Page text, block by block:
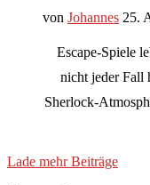
von Johannes 25.
Escape-Spiele
nicht jeder Fall
Sherlock-
Lade mehr Beiträge